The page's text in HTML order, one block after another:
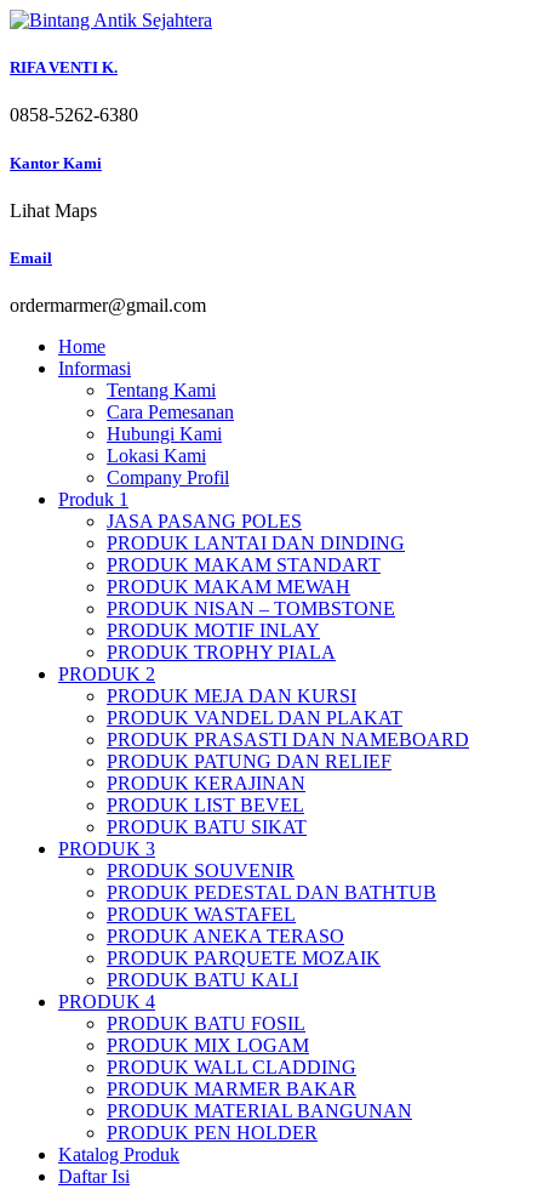
Skip
content
RIFA VENTI K.
0858-5262-6380
Kantor Kami
Lihat Maps
Email
ordermarmer@gmail.com
Home
Informasi
Tentang Kami
Cara Pemesanan
Hubungi Kami
Lokasi Kami
Company Profil
Produk 1
JASA PASANG POLES
PRODUK LANTAI DAN DINDING
PRODUK MAKAM STANDART
PRODUK MAKAM MEWAH
PRODUK NISAN – TOMBSTONE
PRODUK MOTIF INLAY
PRODUK TROPHY PIALA
PRODUK 2
PRODUK MEJA DAN KURSI
PRODUK VANDEL DAN PLAKAT
PRODUK PRASASTI DAN NAMEBOARD
PRODUK PATUNG DAN RELIEF
PRODUK KERAJINAN
PRODUK LIST BEVEL
PRODUK BATU SIKAT
PRODUK 3
PRODUK SOUVENIR
PRODUK PEDESTAL DAN BATHTUB
PRODUK WASTAFEL
PRODUK ANEKA TERASO
PRODUK PARQUETE MOZAIK
PRODUK BATU KALI
PRODUK 4
PRODUK BATU FOSIL
PRODUK MIX LOGAM
PRODUK WALL CLADDING
PRODUK MARMER BAKAR
PRODUK MATERIAL BANGUNAN
PRODUK PEN HOLDER
Katalog Produk
Daftar Isi